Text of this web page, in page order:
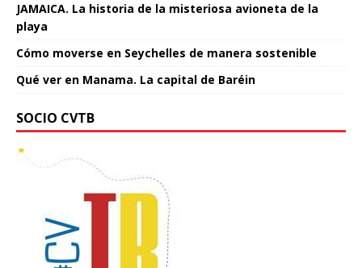
JAMAICA. La historia de la misteriosa avioneta de la
playa
Cómo moverse en Seychelles de manera sostenible
Qué ver en Manama. La capital de Baréin
SOCIO CVTB